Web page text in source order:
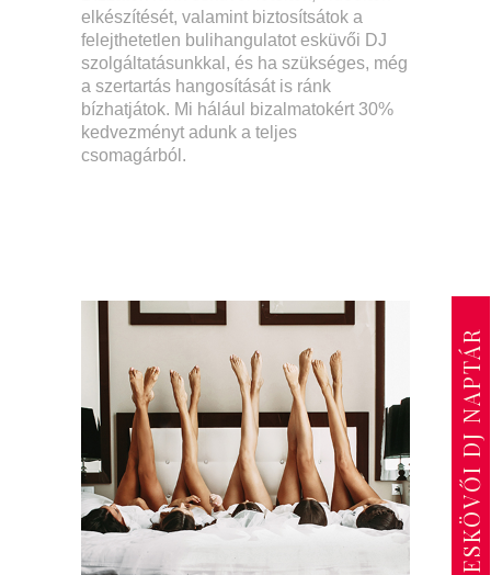
ESKÖVŐI DJ NAPTÁR
elkészítését, valamint biztosítsátok a
felejthetetlen bulihangulatot esküvői DJ
szolgáltatásunkkal, és ha szükséges, még
a szertartás hangosítását is ránk
bízhatjátok. Mi hálául bizalmatokért 30%
kedvezményt adunk a teljes
csomagárból.